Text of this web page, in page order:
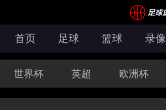
首页 足球 篮球 录像
世界杯 英超 欧洲杯
CBA FIBA洲际杯